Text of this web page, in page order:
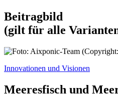
Beitragbild
(gilt für alle
Innovationen und Visionen
Meeresfisch und